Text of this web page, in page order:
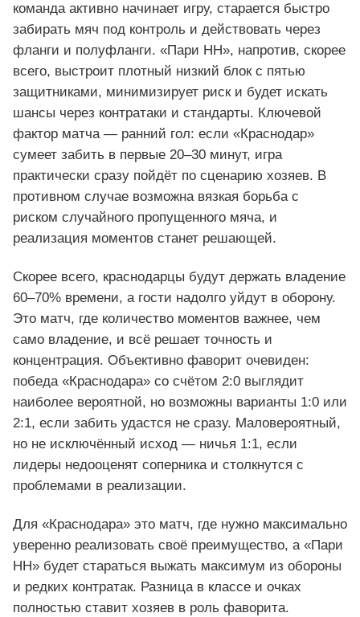
команда активно начинает игру, старается быстро
забирать мяч под контроль и действовать через
фланги и полуфланги. «Пари НН», напротив, скорее
всего, выстроит плотный низкий блок с пятью
защитниками, минимизирует риск и будет искать
шансы через контратаки и стандарты. Ключевой
фактор матча — ранний гол: если «Краснодар»
сумеет забить в первые 20–30 минут, игра
практически сразу пойдёт по сценарию хозяев. В
противном случае возможна вязкая борьба с
риском случайного пропущенного мяча, и
реализация моментов станет решающей.
Скорее всего, краснодарцы будут держать владение
60–70% времени, а гости надолго уйдут в оборону.
Это матч, где количество моментов важнее, чем
само владение, и всё решает точность и
концентрация. Объективно фаворит очевиден:
победа «Краснодара» со счётом 2:0 выглядит
наиболее вероятной, но возможны варианты 1:0 или
2:1, если забить удастся не сразу. Маловероятный,
но не исключённый исход — ничья 1:1, если
лидеры недооценят соперника и столкнутся с
проблемами в реализации.
Для «Краснодара» это матч, где нужно максимально
уверенно реализовать своё преимущество, а «Пари
НН» будет стараться выжать максимум из обороны
и редких контратак. Разница в классе и очках
полностью ставит хозяев в роль фаворита.